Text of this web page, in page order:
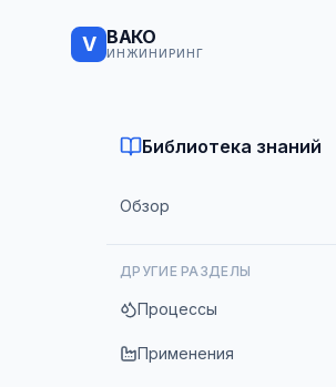
V ВАКО
ИНЖИНИРИНГ
Библиотека знаний
Обзор
ДРУГИЕ РАЗДЕЛЫ
Процессы
Применения